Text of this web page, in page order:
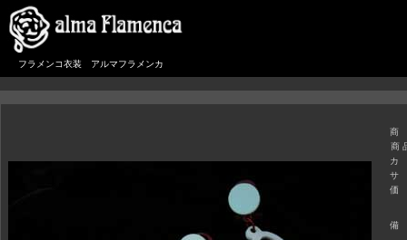
フラメンコ衣装 アルマフラメンカ
商
商
カ
サ